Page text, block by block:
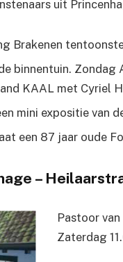
uit
Brakenen
binnentuin. Zondag
KAAL met Cyriel
mini expositie van
een 87 jaar oude
–
Pastoor
Zaterdag